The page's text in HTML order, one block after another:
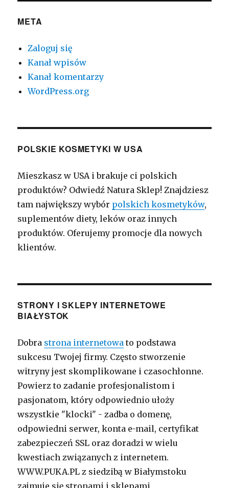
META
Zaloguj się
Kanał wpisów
Kanał komentarzy
WordPress.org
POLSKIE KOSMETYKI W USA
Mieszkasz w USA i brakuje ci polskich
produktów? Odwiedź Natura Sklep! Znajdziesz
tam największy wybór polskich kosmetyków,
suplementów diety, leków oraz innych
produktów. Oferujemy promocje dla nowych
klientów.
STRONY I SKLEPY INTERNETOWE
BIAŁYSTOK
Dobra strona internetowa to podstawa
sukcesu Twojej firmy. Często stworzenie
witryny jest skomplikowane i czasochłonne.
Powierz to zadanie profesjonalistom i
pasjonatom, który odpowiednio ułoży
wszystkie "klocki" - zadba o domenę,
odpowiedni serwer, konta e-mail, certyfikat
zabezpieczeń SSL oraz doradzi w wielu
kwestiach związanych z internetem.
WWW.PUKA.PL z siedzibą w Białymstoku
zajmuje się stronami i sklepami